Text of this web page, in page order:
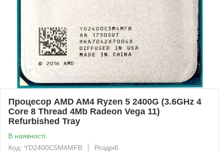
Процесор AMD AM4 Ryzen 5 2400G (3.6GHz 4
Core 8 Thread 4Mb Radeon Vega 11)
Refurbished Tray
В наявності
Код: YD2400C5M4MFB
Роздріб